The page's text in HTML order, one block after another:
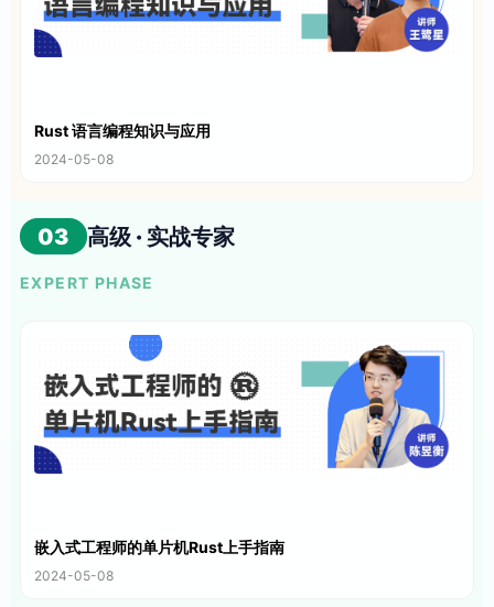
Rust 语言编程知识与应用
2024-05-08
03 高级 · 实战专家
EXPERT PHASE
嵌入式工程师的单片机Rust上手指南
2024-05-08